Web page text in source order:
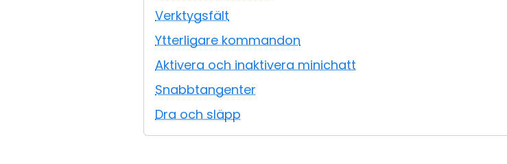
Verktygsfält
Ytterligare kommandon
Aktivera och inaktivera minichatt
Snabbtangenter
Dra och släpp